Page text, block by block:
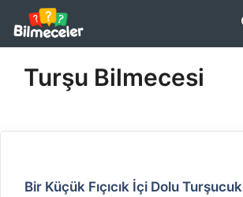
İçeriğe
atla
Turşu Bilmecesi
Bir Küçük Fıçıcık İçi Dolu Turşucuk